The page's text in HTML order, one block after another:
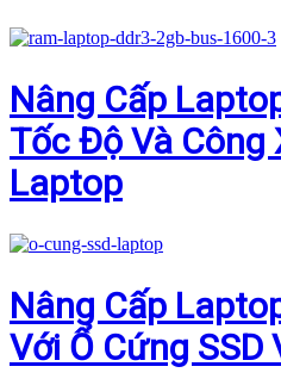
Nâng Cấp
Tốc Độ Và Công
Laptop
Nâng Cấp
Với Ổ Cứng SSD